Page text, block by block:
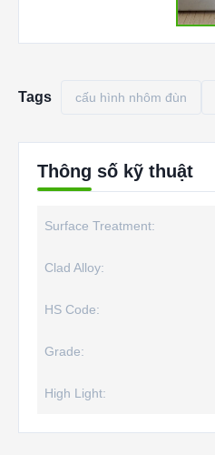
Tags cấu hình nhôm đùn
Thông số kỹ thuật
Surface Treatment:
Clad Alloy:
HS Code:
Grade:
High Light: